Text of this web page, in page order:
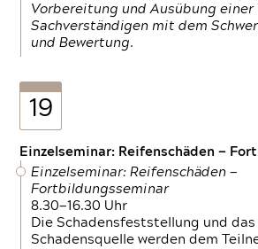
Vorbereitung und Ausübung einer
Sachverständigen mit dem
und Bewertung.
19
Einzelseminar: Reifenschäden —
Einzelseminar: Reifenschäden —
Fortbildungsseminar
8.30—16.30 Uhr
Die Schadensfeststellung und
Schadensquelle werden dem